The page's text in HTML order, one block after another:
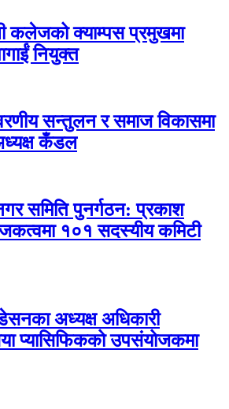
कलेजको क्याम्पस प्रमुखमा
नियुक्त
सन्तुलन र समाज विकासमा
कँडल
समिति पुनर्गठन: प्रकाश
१०१ सदस्यीय कमिटी
अध्यक्ष अधिकारी
प्यासिफिकको उपसंयोजकमा